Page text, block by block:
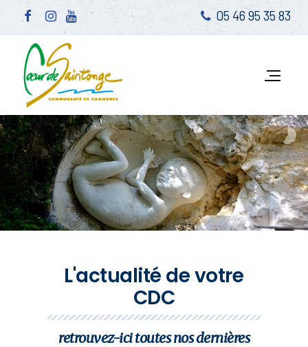
05 46 95 35 83
L'actualité de votre
CDC
retrouvez-ici toutes nos dernières